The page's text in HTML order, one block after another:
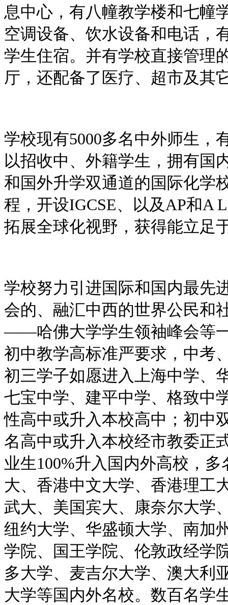
息中心，有八幢教学楼和七幢
空调设备、饮水设备和电话，
学生住宿。并有学校直接管理
厅，还配备了医疗、超市及其
学校现有5000多名中外师生，
以招收中、外籍学生，拥有国
和国外升学双通道的国际化学
程，开设IGCSE、以及AP和A
拓展全球化视野，获得能立足
学校努力引进国际和国内最先
会的、融汇中西的世界公民和
——哈佛大学学生领袖峰会等
初中教学高标准严要求，中考
初三学子如愿进入上海中学、
七宝中学、建平中学、格致中
性高中或升入本校高中；初中
名高中或升入本校经市教委正
业生100%升入国内外高校，
大、香港中文大学、香港理工
武大、美国宾大、康奈尔大学
纽约大学、华盛顿大学、南加
学院、国王学院、伦敦政经学
多大学、麦吉尔大学、澳大利
大学等国内外名校。数百名学